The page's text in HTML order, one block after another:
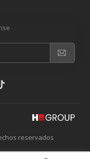
reservados